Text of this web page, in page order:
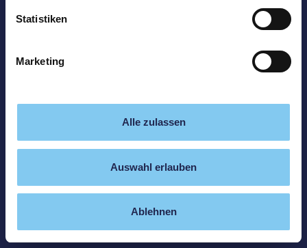
Statistiken
Marketing
Alle zulassen
Auswahl erlauben
Ablehnen